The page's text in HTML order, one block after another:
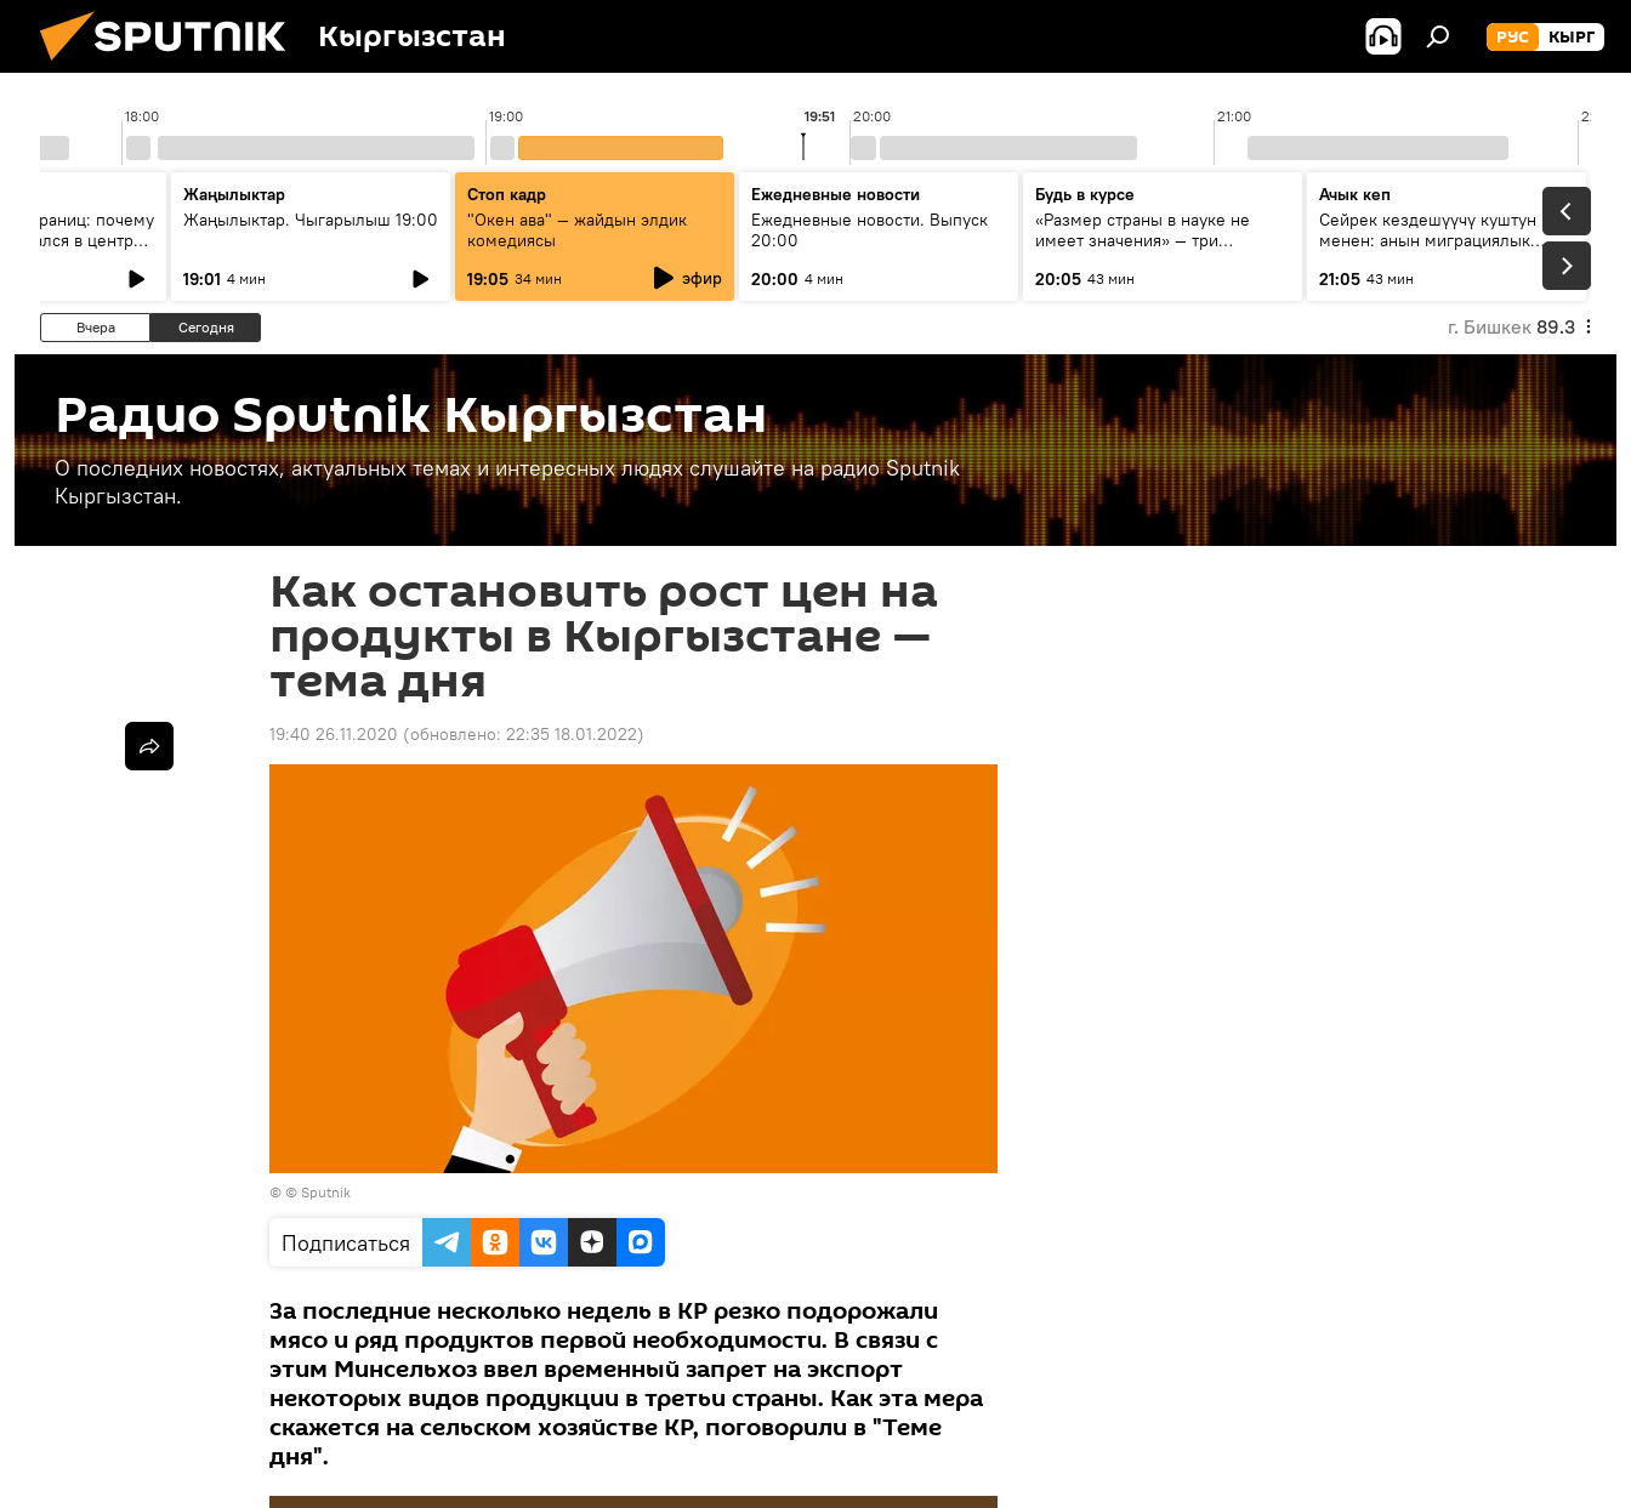
Кыргызстан РУС КЫРГ
18:00 19:00 20:00 21:00 22:00
19:51
границ: почему
в центре
Жаңылыктар
Жаңылыктар. Чыгарылыш 19:00
19:01 4 мин
Стоп кадр
"Окен ава" — жайдын элдик
комедиясы
19:05 34 мин эфир
Ежедневные новости
Ежедневные новости. Выпуск
20:00
20:00 4 мин
Будь в курсе
«Размер страны в науке не
имеет значения» — три
России и Кыргызстана в
20:05 43 мин
Ачык кеп
Сейрек кездешүүчү куштун изи
менен: анын миграциялык
21:05 43 мин
Вчера Сегодня г. Бишкек 89.3
Радио Sputnik Кыргызстан
О последних новостях, актуальных темах и интересных людях слушайте на радио Sputnik
Кыргызстан.
Как остановить рост цен на
продукты в Кыргызстане —
тема дня
19:40 26.11.2020 (обновлено: 22:35 18.01.2022)
© © Sputnik
Подписаться
За последние несколько недель в КР резко подорожали
мясо и ряд продуктов первой необходимости. В связи с
этим Минсельхоз ввел временный запрет на экспорт
некоторых видов продукции в третьи страны. Как эта мера
скажется на сельском хозяйстве КР, поговорили в "Теме
дня".